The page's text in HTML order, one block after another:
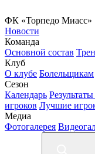
ФК «Торпедо Миасс»
Новости
Команда
Основной состав
Клуб
О клубе Болельщикам
Сезон
Календарь
игроков Лучшие
Медиа
Фотогалерея